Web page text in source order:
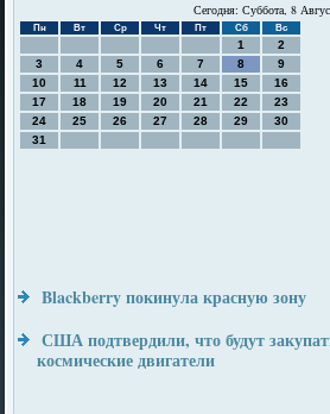
Сегодня: Суббота, 8
Пн Вт Ср Чт Пт Сб Вс
1
2
3
4 5 6 7 8
9
10
11 12 13 14 15
16
17
18 19 20 21 22
23
24
25 26 27 28 29
30
31
Blackberry покинула красную зону
США подтвердили, что будут
космические двигатели